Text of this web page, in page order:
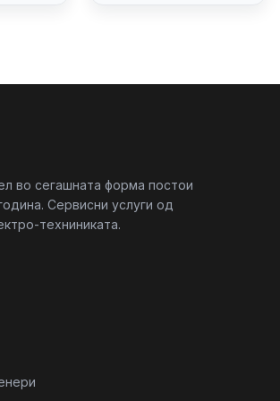
во сегашната форма постои
Сервисни услуги од
техниниката.